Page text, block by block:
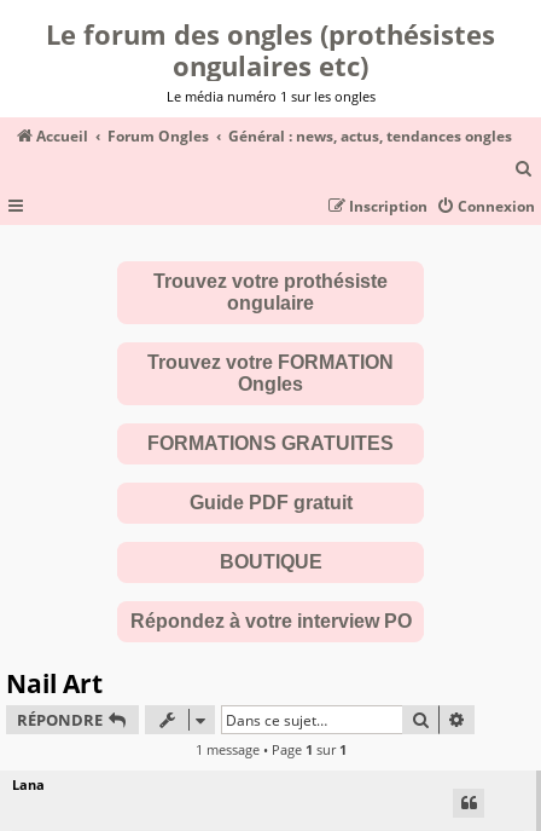
Le forum des ongles (prothésistes
ongulaires etc)
Le média numéro 1 sur les ongles
Accueil Forum Ongles
Général : news, actus, tendances ongles
c
Connexion
Inscription
Trouvez votre prothésiste
ongulaire
Trouvez votre FORMATION
Ongles
FORMATIONS GRATUITES
Guide PDF gratuit
BOUTIQUE
Répondez à votre interview PO
Nail Art
RÉPONDRE RECHERCHER
1 message • Page 1 sur 1
Lana